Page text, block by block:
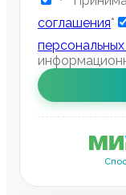
соглашения*